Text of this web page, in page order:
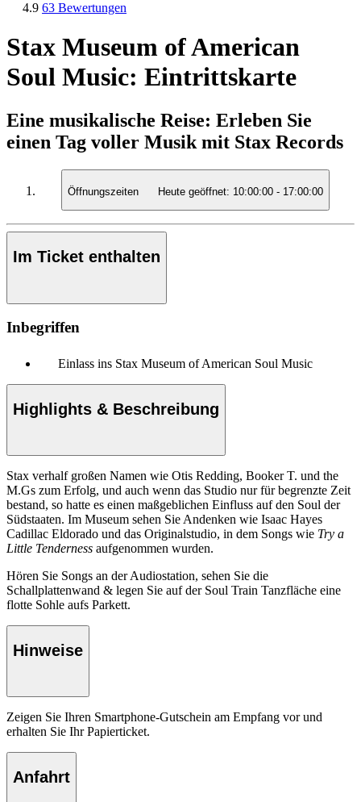
4.9 63 Bewertungen
Stax Museum of American
Soul Music: Eintrittskarte
Eine musikalische Reise: Erleben Sie
einen Tag voller Musik mit Stax Records
Öffnungszeiten Heute geöffnet: 10:00:00 - 17:00:00
Im Ticket enthalten
Inbegriffen
Einlass ins Stax Museum of American Soul Music
Highlights & Beschreibung
Stax verhalf großen Namen wie Otis Redding, Booker T. und the
M.Gs zum Erfolg, und auch wenn das Studio nur für begrenzte Zeit
bestand, so hatte es einen maßgeblichen Einfluss auf den Soul der
Südstaaten. Im Museum sehen Sie Andenken wie Isaac Hayes
Cadillac Eldorado und das Originalstudio, in dem Songs wie Try a
Little Tenderness aufgenommen wurden.
Hören Sie Songs an der Audiostation, sehen Sie die
Schallplattenwand & legen Sie auf der Soul Train Tanzfläche eine
flotte Sohle aufs Parkett.
Hinweise
Zeigen Sie Ihren Smartphone-Gutschein am Empfang vor und
erhalten Sie Ihr Papierticket.
Anfahrt